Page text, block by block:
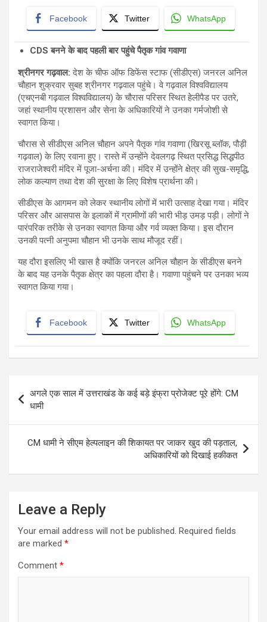
Facebook Twitter WhatsApp
CDS बनने के बाद पहली बार पहुंचे पैतृक गांव गवाणा
श्रीनगर गढ़वाल: देश के चीफ ऑफ डिफेंस स्टाफ (सीडीएस) जनरल अनिल
चौहान शुक्रवार सुबह श्रीनगर गढ़वाल पहुंचे। वे गढ़वाल विश्वविद्यालय
(एचएनबी गढ़वाल विश्वविद्यालय) के चौरास परिसर स्थित हेलीपैड पर उतरे,
जहां स्थानीय प्रशासन और सेना के अधिकारियों ने उनका गर्मजोशी से
स्वागत किया।
चौरास से सीडीएस अनिल चौहान अपने पैतृक गांव गवाणा (खिरसू ब्लॉक, पौड़ी
गढ़वाल) के लिए रवाना हुए। रास्ते में उन्होंने देवलगढ़ स्थित प्रसिद्ध सिद्धपीठ
राजराजेश्वरी मंदिर में पूजा-अर्चना की। मंदिर में उन्होंने क्षेत्र की सुख-समृद्धि,
लोक कल्याण तथा देश की सुरक्षा के लिए विशेष प्रार्थना की।
सीडीएस के आगमन को लेकर स्थानीय लोगों में भारी उत्साह देखा गया। मंदिर
परिसर और आसपास के इलाकों में ग्रामीणों की भारी भीड़ उमड़ पड़ी। लोगों ने
पारंपरिक तरीके से उनका स्वागत किया और गर्व व्यक्त किया। इस दौरान
उनकी पत्नी अनुपमा चौहान भी उनके साथ मौजूद रहीं।
यह दौरा इसलिए भी खास है क्योंकि जनरल अनिल चौहान के सीडीएस बनने
के बाद यह उनके पैतृक क्षेत्र का पहला दौरा है। गवाणा पहुंचने पर उनका भव्य
स्वागत किया गया।
Facebook Twitter WhatsApp
navigation
अगले एक साल में उत्तराखंड के कई बड़े इंफ्रा प्रोजेक्ट पूरे होंगे: CM
धामी
CM धामी ने सीएम हेल्पलाइन की शिकायत पर जाकर खुद की पड़ताल,
अधिकारियों को दिखाई हकीकत
Leave a Reply
Your email address will not be published. Required fields
are marked *
Comment *